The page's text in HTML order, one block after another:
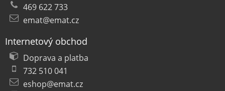
469 622 733
emat@emat.cz
Internetový obchod
Doprava a platba
732 510 041
eshop@emat.cz